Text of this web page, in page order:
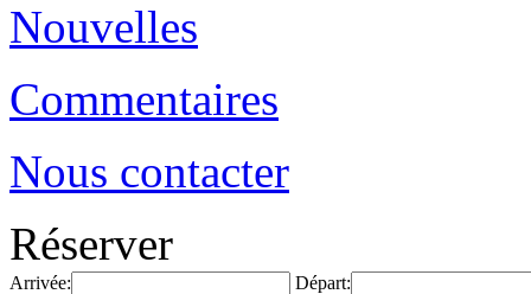
Nouvelles
Commentaires
Nous contacter
Réserver
Arrivée: Départ: